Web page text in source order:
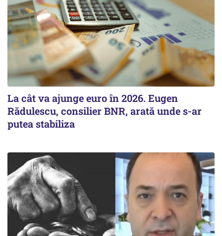
La cât va ajunge euro în 2026. Eugen
Rădulescu, consilier BNR, arată unde s-ar
putea stabiliza